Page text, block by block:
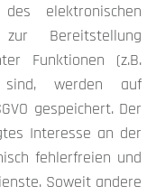
elektronischen
zur Bereitstellung
Funktionen (z.B.
sind, werden auf
gespeichert. Der
Interesse an der
fehlerfreien und
Soweit andere